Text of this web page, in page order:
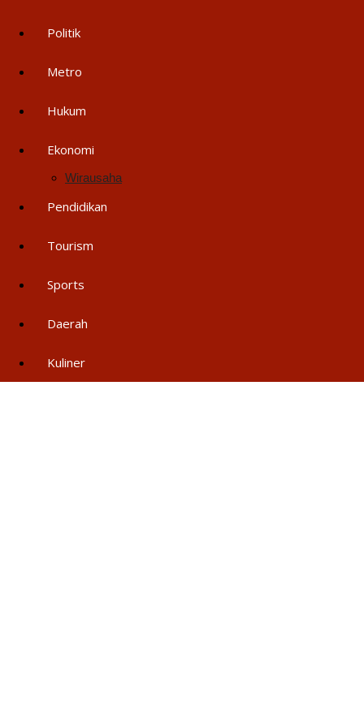
Politik
Metro
Hukum
Ekonomi
Wirausaha
Pendidikan
Tourism
Sports
Daerah
Kuliner